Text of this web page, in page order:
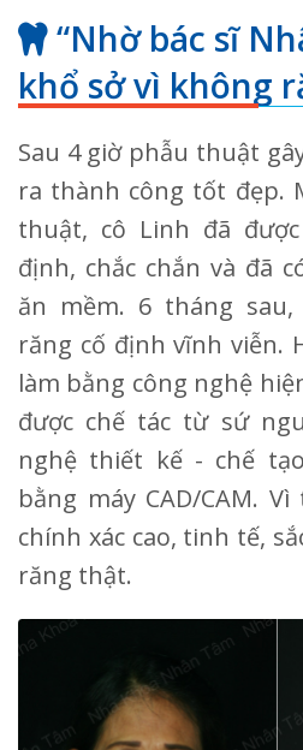
“Nhờ bác sĩ
khổ sở vì không
Sau 4 giờ phẫu thuật
ra thành công tốt đẹp.
thuật, cô Linh đã
định, chắc chắn và đã
ăn mềm. 6 tháng
răng cố định vĩnh viễn.
làm bằng công nghệ
được chế tác từ sứ
nghệ thiết kế - chế
bằng máy CAD/CAM.
chính xác cao, tinh tế,
răng thật.